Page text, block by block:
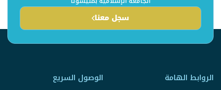
سجل معنا
الروابط الهامة الوصول السريع